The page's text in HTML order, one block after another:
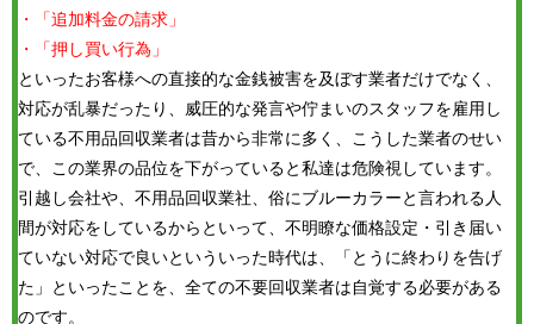
・「追加料金の請求」
・「押し買い行為」
といったお客様への直接的な金銭被害を及ぼす業者だけでなく、
対応が乱暴だったり、威圧的な発言や佇まいのスタッフを雇用し
ている不用品回収業者は昔から非常に多く、こうした業者のせい
で、この業界の品位を下がっていると私達は危険視しています。
引越し会社や、不用品回収業社、俗にブルーカラーと言われる人
間が対応をしているからといって、不明瞭な価格設定・引き届い
ていない対応で良いといういった時代は、「とうに終わりを告げ
た」といったことを、全ての不要回収業者は自覚する必要がある
のです。